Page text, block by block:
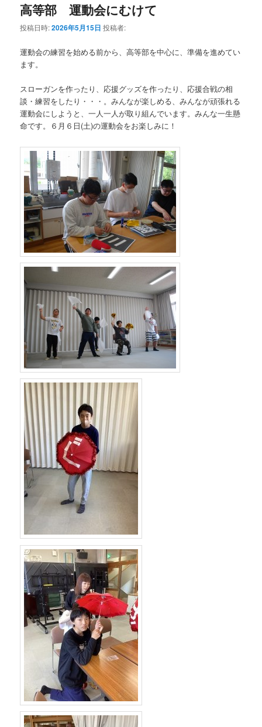
高等部 運動会にむけて
投稿日時:2026年5月15日 投稿者:
運動会の練習を始める前から、高等部を中心に、準備を進めてい
ます。
スローガンを作ったり、応援グッズを作ったり、応援合戦の相
談・練習をしたり・・・。みんなが楽しめる、みんなが頑張れる
運動会にしようと、一人一人が取り組んでいます。みんな一生懸
命です。６月６日(土)の運動会をお楽しみに！